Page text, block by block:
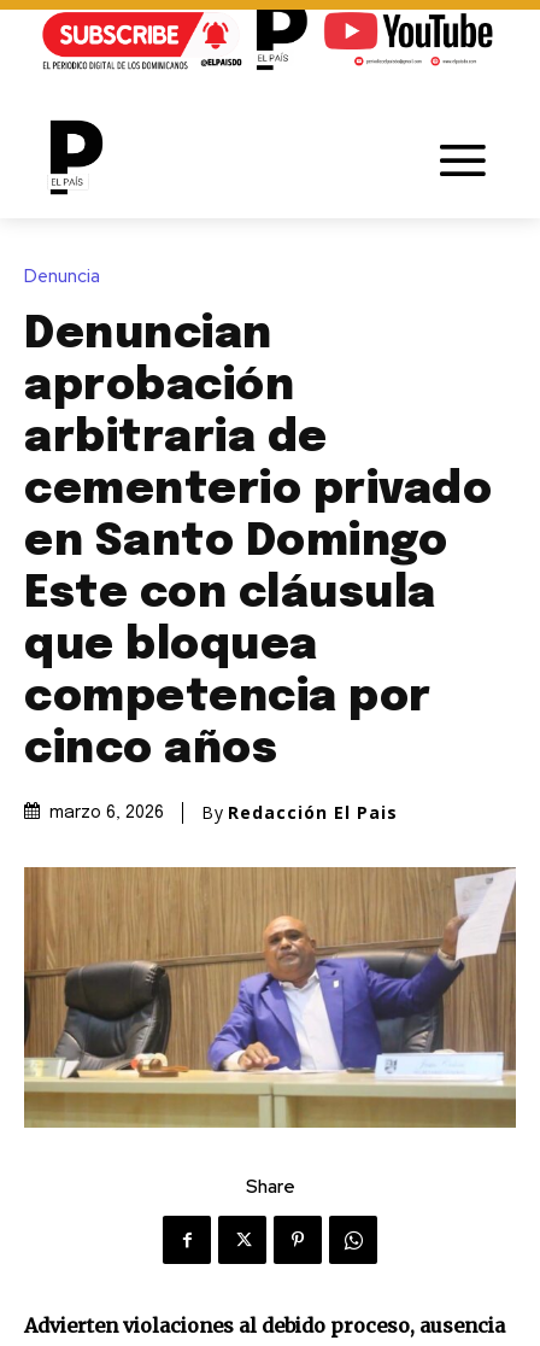
Denuncia
Denuncian
aprobación
arbitraria de
cementerio privado
en Santo Domingo
Este con cláusula
que bloquea
competencia por
cinco años
marzo 6, 2026 By Redacción El Pais
Share
Advierten violaciones al debido proceso, ausencia